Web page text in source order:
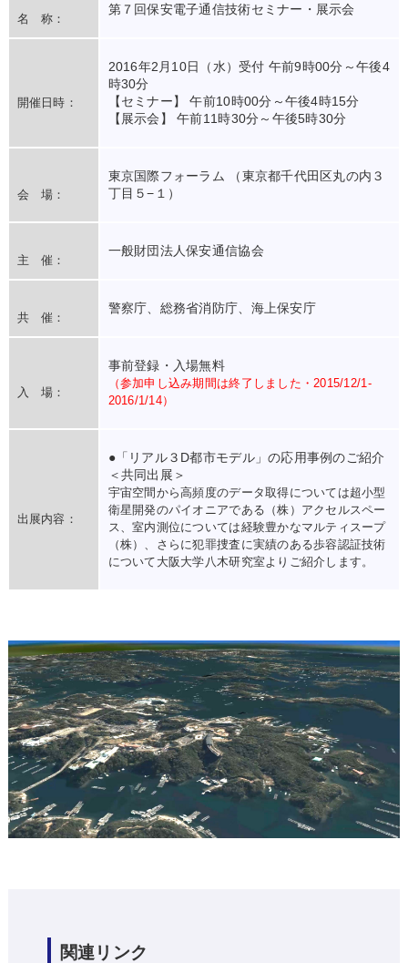
名 称：
第７回保安電子通信技術セミナー・展示会
開催日時：
2016年2月10日（水）受付 午前9時00分～午後4
時30分
【セミナー】 午前10時00分～午後4時15分
【展示会】 午前11時30分～午後5時30分
会 場：
東京国際フォーラム （東京都千代田区丸の内３
丁目５−１）
主 催：
一般財団法人保安通信協会
共 催：
警察庁、総務省消防庁、海上保安庁
入 場：
事前登録・入場無料
（参加申し込み期間は終了しました・2015/12/1-
2016/1/14）
出展内容：
●「リアル３D都市モデル」の応用事例のご紹介
＜共同出展＞
宇宙空間から高頻度のデータ取得については超小型
衛星開発のパイオニアである（株）アクセルスペー
ス、室内測位については経験豊かなマルティスープ
（株）、さらに犯罪捜査に実績のある歩容認証技術
について大阪大学八木研究室よりご紹介します。
関連リンク